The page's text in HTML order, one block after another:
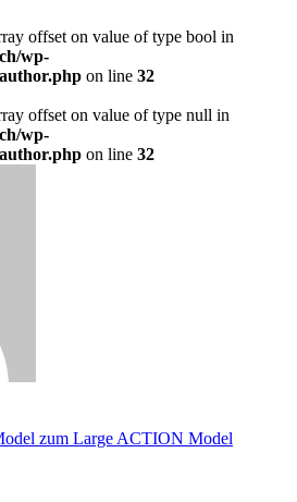
offset on value of type bool in
wp-
on line 32
offset on value of type null in
wp-
on line 32